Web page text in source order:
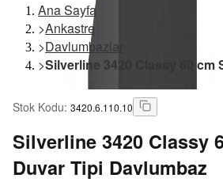
Ana Sayfa
>Ankastre
>Davlumbazlar
>Silverline 3420 Classy 60
Stok Kodu: 3420.6.110.10
Silverline 3420 Classy
Duvar Tipi Davlumbaz